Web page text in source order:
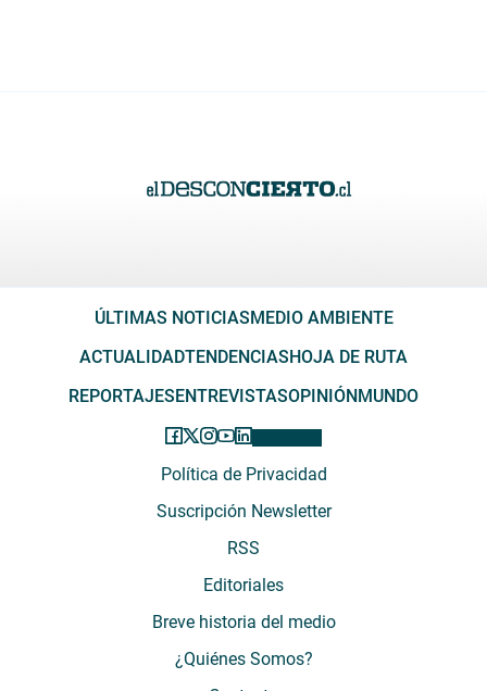
ÚLTIMAS NOTICIASMEDIO AMBIENTE
ACTUALIDADTENDENCIASHOJA DE RUTA
REPORTAJESENTREVISTASOPINIÓNMUNDO
Política de Privacidad
Suscripción Newsletter
RSS
Editoriales
Breve historia del medio
¿Quiénes Somos?